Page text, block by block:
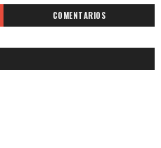
COMENTARIOS